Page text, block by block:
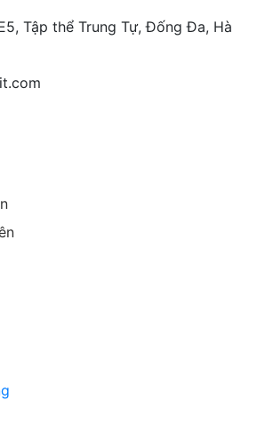
Tập thể Trung Tự, Đống Đa, Hà